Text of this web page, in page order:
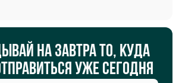
на завтра то, куда
уже сегодня